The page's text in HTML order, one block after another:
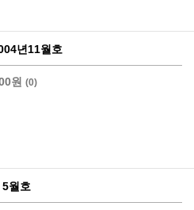
년11월호
원 (0)
월호